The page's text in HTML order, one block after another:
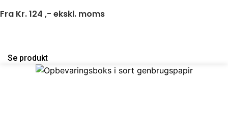
Fra Kr. 124 ,- ekskl. moms
Se produkt